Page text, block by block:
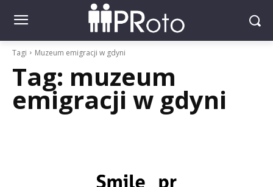
Tagi Muzeum emigracji w gdyni
Tag: muzeum
emigracji w gdyni